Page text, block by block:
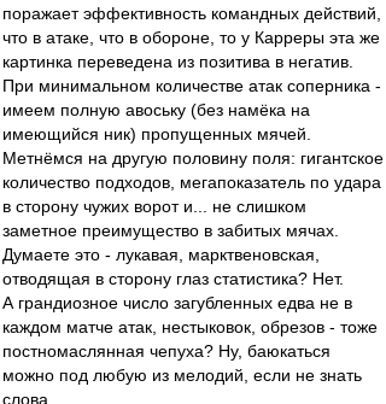
поражает эффективность командных действий,
что в атаке, что в обороне, то у Карреры эта же
картинка переведена из позитива в негатив.
При минимальном количестве атак соперника -
имеем полную авоську (без намёка на
имеющийся ник) пропущенных мячей.
Метнёмся на другую половину поля: гигантское
количество подходов, мегапоказатель по удара
в сторону чужих ворот и... не слишком
заметное преимущество в забитых мячах.
Думаете это - лукавая, марктвеновская,
отводящая в сторону глаз статистика? Нет.
А грандиозное число загубленных едва не в
каждом матче атак, нестыковок, обрезов - тоже
постномаслянная чепуха? Ну, баюкаться
можно под любую из мелодий, если не знать
слова.